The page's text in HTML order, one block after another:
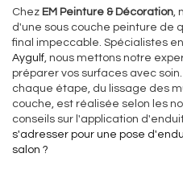
Chez EM Peinture & Décoration
d'une sous couche peinture de
final impeccable. Spécialistes en
Aygulf , nous mettons notre
préparer vos surfaces avec
chaque étape, du lissage des
couche, est réalisée selon les
conseils sur l'application
s'adresser pour une pose
salon ?